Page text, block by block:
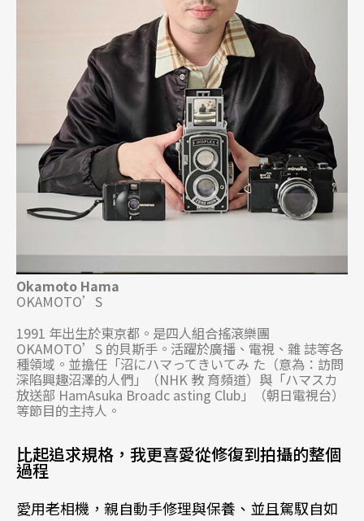
Okamoto Hama
OKAMOTO’S
1991 年出生於東京都。是四人組合搖滾樂團
OKAMOTO’S 的貝斯手。活躍於廣播、電視、雜 誌等各
種領域。並擔任「沼にハマってきいてみ た（意為：訪問
深陷興趣沼澤的人們」（NHK 教 育頻道）與「ハマスカ
放送部 HamAsuka Broadc asting Club」（朝日電視台）
等節目的主持人。
比起追求規格，我更喜愛從修復到拍攝的整個
過程
愛用老相機，親自動手修理與保養、並且駕馭自如